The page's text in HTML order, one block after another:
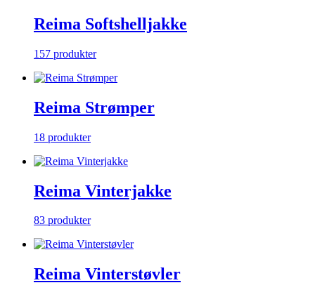
Reima Softshelljakke
157 produkter
Reima Strømper
18 produkter
Reima Vinterjakke
83 produkter
Reima Vinterstøvler